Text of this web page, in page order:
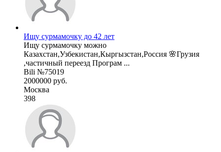
Ищу сурмамочку до 42 лет
Ищу сурмамочку можно
Казахстан,Узбекистан,Кыргызстан,Россия 🌸Грузия
,частичный переезд Програм ...
Bili №75019
2000000 руб.
Москва
398